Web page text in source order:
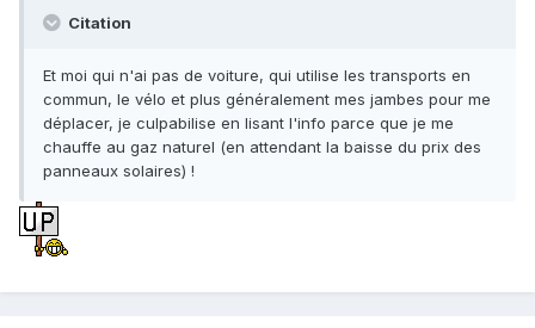
Citation
Et moi qui n'ai pas de voiture, qui utilise les transports en
commun, le vélo et plus généralement mes jambes pour me
déplacer, je culpabilise en lisant l'info parce que je me
chauffe au gaz naturel (en attendant la baisse du prix des
panneaux solaires) !